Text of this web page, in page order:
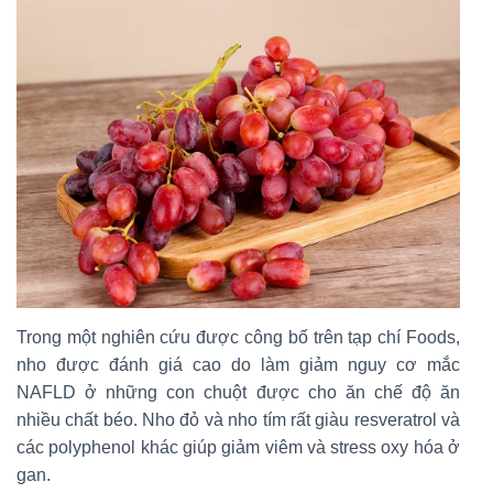
Trong một nghiên cứu được công bố trên tạp chí Foods,
nho được đánh giá cao do làm giảm nguy cơ mắc
NAFLD ở những con chuột được cho ăn chế độ ăn
nhiều chất béo. Nho đỏ và nho tím rất giàu resveratrol và
các polyphenol khác giúp giảm viêm và stress oxy hóa ở
gan.